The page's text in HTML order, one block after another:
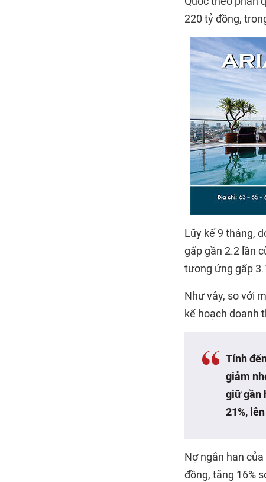
220 tỷ đồng,
Lũy kế 9 tháng,
gấp gần 2.2 lần
tương ứng gấp
Như vậy, so với
kế hoạch doanh
Tính
giảm
giữ gần
21%,
Nợ ngắn hạn
đồng, tăng 16%